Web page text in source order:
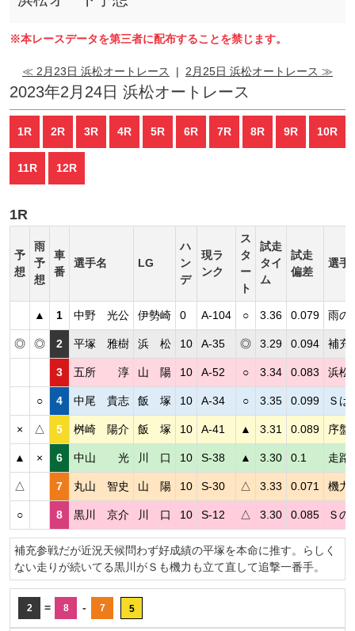
※本レースデータを第三者に配布することを禁じます。
≪ 2月23日 浜松オートレース | 2月25日 浜松オートレース ≫
2023年2月24日 浜松オートレース
1R 2R 3R 4R 5R 6R 7R 8R 9R 10R
11R 12R
1R
予
想
雨
予
想
車
番
選手名 LG
ハ
ン
デ
現ラ
ンク
ス
タ
ー
ト
試走
タイ
ム
試走
偏差
選手
▲ 1 中野 光公 伊勢崎 0 A-104 ○ 3.36 0.079 雨の
◎ ◎ 2 平塚 雅樹 浜 松 10 A-35 ◎ 3.29 0.094 補充
3 五所 淳 山 陽 10 A-52 ○ 3.34 0.083 浜松
○ 4 中尾 貴志 飯 塚 10 A-34 ○ 3.35 0.099 Ｓは
× △ 5 桝崎 陽介 飯 塚 10 A-41 ▲ 3.31 0.089 序盤
▲ × 6 中山 光 川 口 10 S-38 ▲ 3.30 0.1 走路
△ 7 丸山 智史 山 陽 10 S-30 △ 3.33 0.071 機力
○ 8 黒川 京介 川 口 10 S-12 △ 3.30 0.085 Ｓの
補充参戦だが近況天候問わず好成績の平塚を本命に推す。らしく
ない走りが続いてる黒川がＳも機力も立て直して追撃一番手。
2 = 8 - 7 5